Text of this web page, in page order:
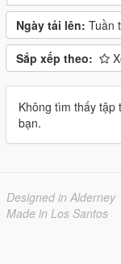
Ngày tải lên: Tuần
Sắp xếp theo:
Không tìm thấy tập
bạn.
Designed in Alderney
Made in Los Santos